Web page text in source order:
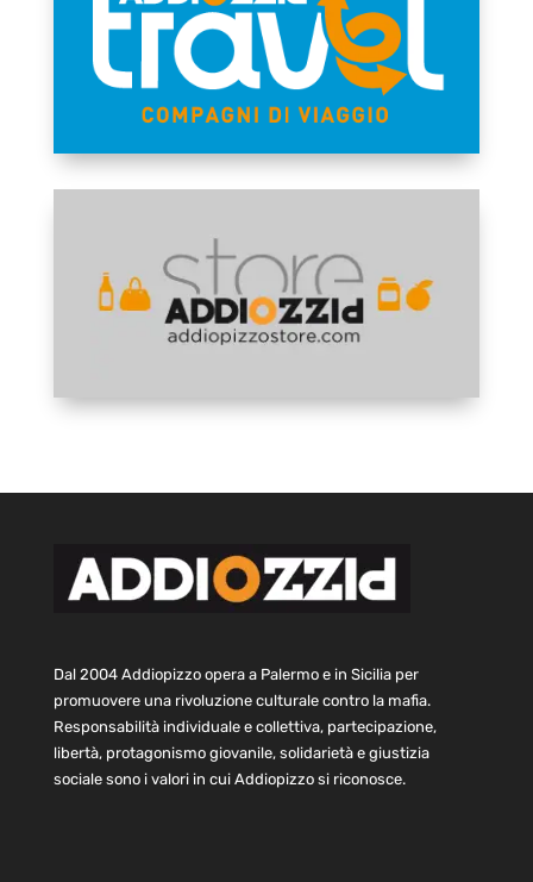
Dal 2004 Addiopizzo opera a Palermo e in Sicilia per
promuovere una rivoluzione culturale contro la mafia.
Responsabilità individuale e collettiva, partecipazione,
libertà, protagonismo giovanile, solidarietà e giustizia
sociale sono i valori in cui Addiopizzo si riconosce.